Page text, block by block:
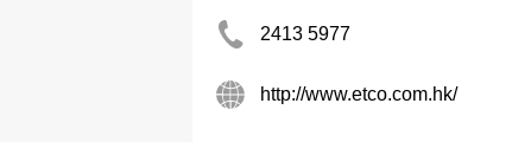
2413 5977
http://www.etco.com.hk/